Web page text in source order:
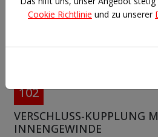
Automatik-kupplungen
102
VERSCHLUSS-KUPPLUNG
INNENGEWINDE
Cookie Richtlinie und zu unserer